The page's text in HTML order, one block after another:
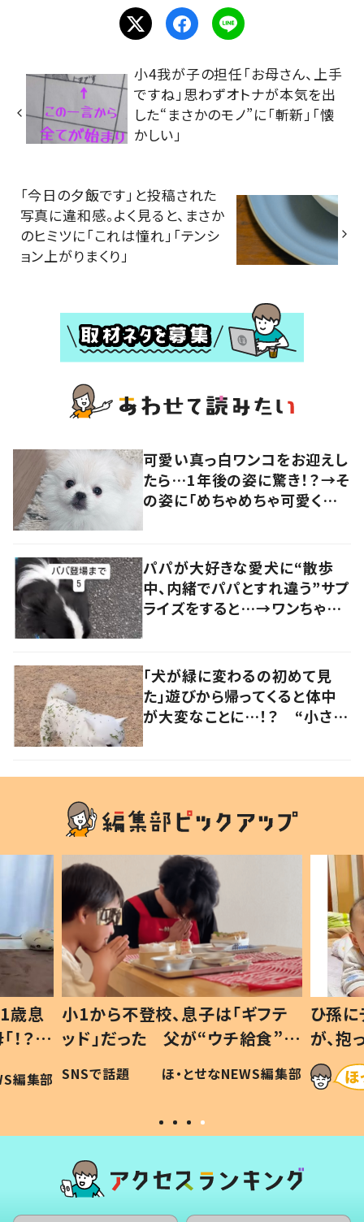
小4我が子の担任「お母さん、上手
ですね」思わずオトナが本気を出
した“まさかのモノ”に「斬新」「懐
かしい」
「今日の夕飯です」と投稿された
写真に違和感。よく見ると、まさか
のヒミツに「これは憧れ」「テンシ
ョン上がりまくり」
可愛い真っ白ワンコをお迎えし
たら…1年後の姿に驚き！？→そ
の姿に「めちゃめちゃ可愛くて
パパが大好きな愛犬に“散歩
中、内緒でパパとすれ違う”サプ
ライズをすると…→ワンちゃん
「犬が緑に変わるの初めて見
た」遊びから帰ってくると体中
が大変なことに…！？ “小さい
歳息
？」
編集部
小1から不登校、息子は「ギフテ
ッド」だった 父が“ウチ給食”を
作り続ける理由とは #令和の親
#令和の子
SNSで話題 ほ・とせなNEWS編集部
ひ孫
が、
「涙が
い」